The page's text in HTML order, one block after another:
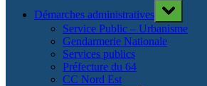
Démarches administratives
Toggle
sub-
menu
Service Public – Urbanisme
Gendarmerie Nationale
Services publics
Préfecture du 64
CC Nord Est